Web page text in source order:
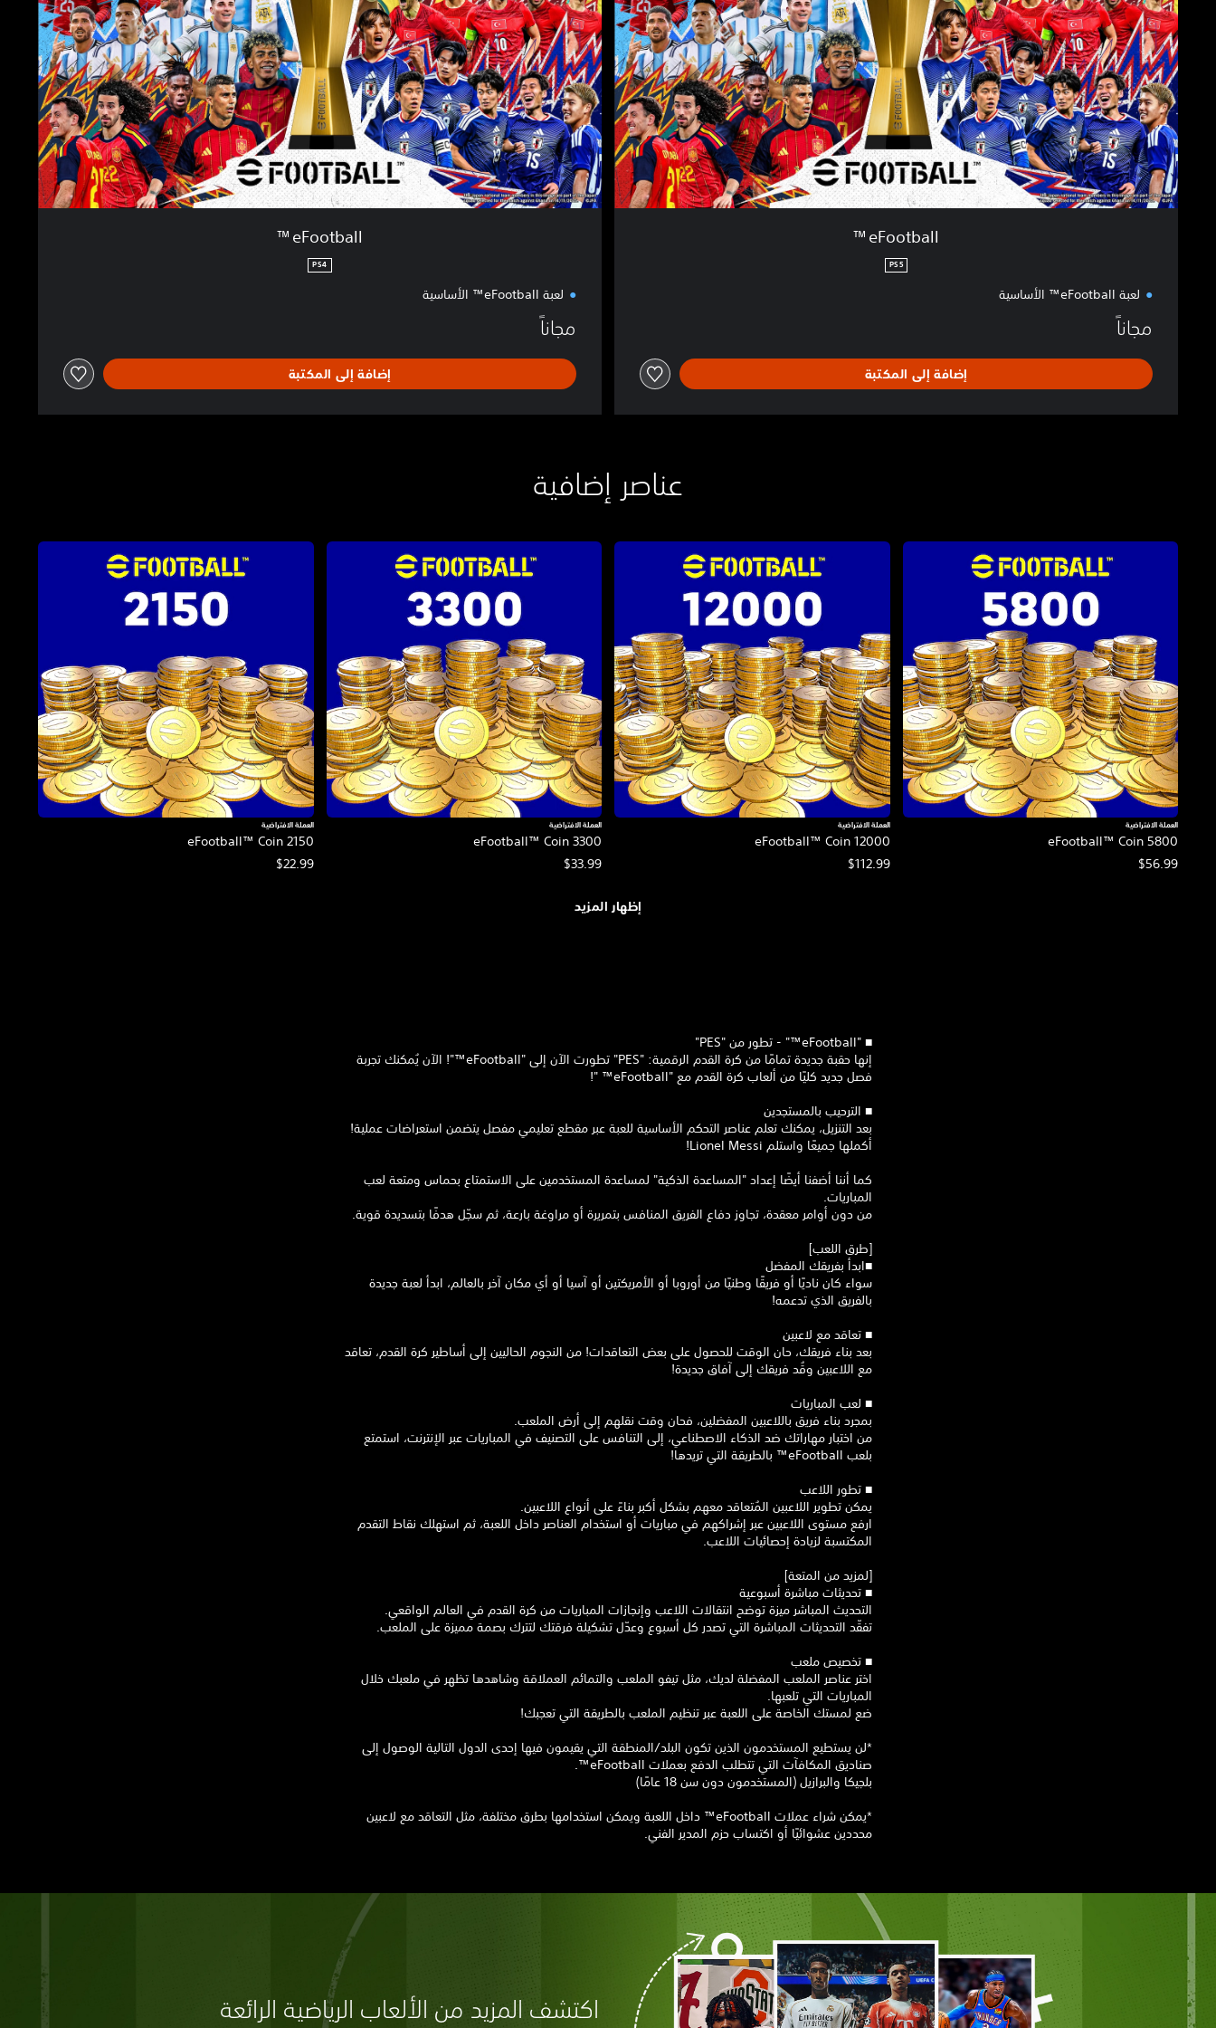
a
l
l
™
eFootball™
PS5
لعبة eFootball™ الأساسية
مجاناً
إضافة إلى المكتبة
a
l
l
™
eFootball™
PS4
لعبة eFootball™ الأساسية
مجاناً
إضافة إلى المكتبة
عناصر إضافية
eFootball™ Coin 5800
العملة الافتراضية
$56.99
eFootball™ Coin 12000
العملة الافتراضية
$112.99
eFootball™ Coin 3300
العملة الافتراضية
$33.99
eFootball™ Coin 2150
العملة الافتراضية
$22.99
إظهار المزيد
‏■ "eFootball™" - تطور من "PES"
إنها حقبة جديدة تمامًا من كرة القدم الرقمية: "PES" تطورت الآن إلى "eFootball™"! الآن يُمكنك تجربة
فصل جديد كليًا من ألعاب كرة القدم مع "eFootball™ "!
‏■ الترحيب بالمستجدين
بعد التنزيل، يمكنك تعلم عناصر التحكم الأساسية للعبة عبر مقطع تعليمي مفصل يتضمن استعراضات عملية!
أكملها جميعًا واستلم ‪Lionel Messi‬!
كما أننا أضفنا أيضًا إعداد "المساعدة الذكية" لمساعدة المستخدمين على الاستمتاع بحماس ومتعة لعب
المباريات.
من دون أوامر معقدة، تجاوز دفاع الفريق المنافس بتمريرة أو مراوغة بارعة، ثم سجّل هدفًا بتسديدة قوية.
[طرق اللعب]
‏■ابدأ بفريقك المفضل
سواء كان ناديًا أو فريقًا وطنيًا من أوروبا أو الأمريكتين أو آسيا أو أي مكان آخر بالعالم، ابدأ لعبة جديدة
بالفريق الذي تدعمه!
‏■ تعاقد مع لاعبين
بعد بناء فريقك، حان الوقت للحصول على بعض التعاقدات! من النجوم الحاليين إلى أساطير كرة القدم، تعاقد
مع اللاعبين وقُد فريقك إلى آفاق جديدة!
‏■ لعب المباريات
بمجرد بناء فريق باللاعبين المفضلين، فحان وقت نقلهم إلى أرض الملعب.
من اختبار مهاراتك ضد الذكاء الاصطناعي، إلى التنافس على التصنيف في المباريات عبر الإنترنت، استمتع
بلعب eFootball™ بالطريقة التي تريدها!
‏■ تطور اللاعب
يمكن تطوير اللاعبين المُتعاقد معهم بشكل أكبر بناءً على أنواع اللاعبين.
ارفع مستوى اللاعبين عبر إشراكهم في مباريات أو استخدام العناصر داخل اللعبة، ثم استهلك نقاط التقدم
المكتسبة لزيادة إحصائيات اللاعب.
[لمزيد من المتعة]
‏■ تحديثات مباشرة أسبوعية
التحديث المباشر ميزة توضح انتقالات اللاعب وإنجازات المباريات من كرة القدم في العالم الواقعي.
تفقّد التحديثات المباشرة التي تصدر كل أسبوع وعدّل تشكيلة فرقتك لتترك بصمة مميزة على الملعب.
‏■ تخصيص ملعب
اختر عناصر الملعب المفضلة لديك، مثل تيفو الملعب والتمائم العملاقة وشاهدها تظهر في ملعبك خلال
المباريات التي تلعبها.
ضع لمستك الخاصة على اللعبة عبر تنظيم الملعب بالطريقة التي تعجبك!
‏*لن يستطيع المستخدمون الذين تكون البلد/المنطقة التي يقيمون فيها إحدى الدول التالية الوصول إلى
صناديق المكافآت التي تتطلب الدفع بعملات eFootball™.
‏بلجيكا والبرازيل (المستخدمون دون سن 18 عامًا)
‏*يمكن شراء عملات eFootball™ داخل اللعبة ويمكن استخدامها بطرق مختلفة، مثل التعاقد مع لاعبين
محددين عشوائيًا أو اكتساب حزم المدير الفني.
اكتشف المزيد من الألعاب الرياضية الرائعة